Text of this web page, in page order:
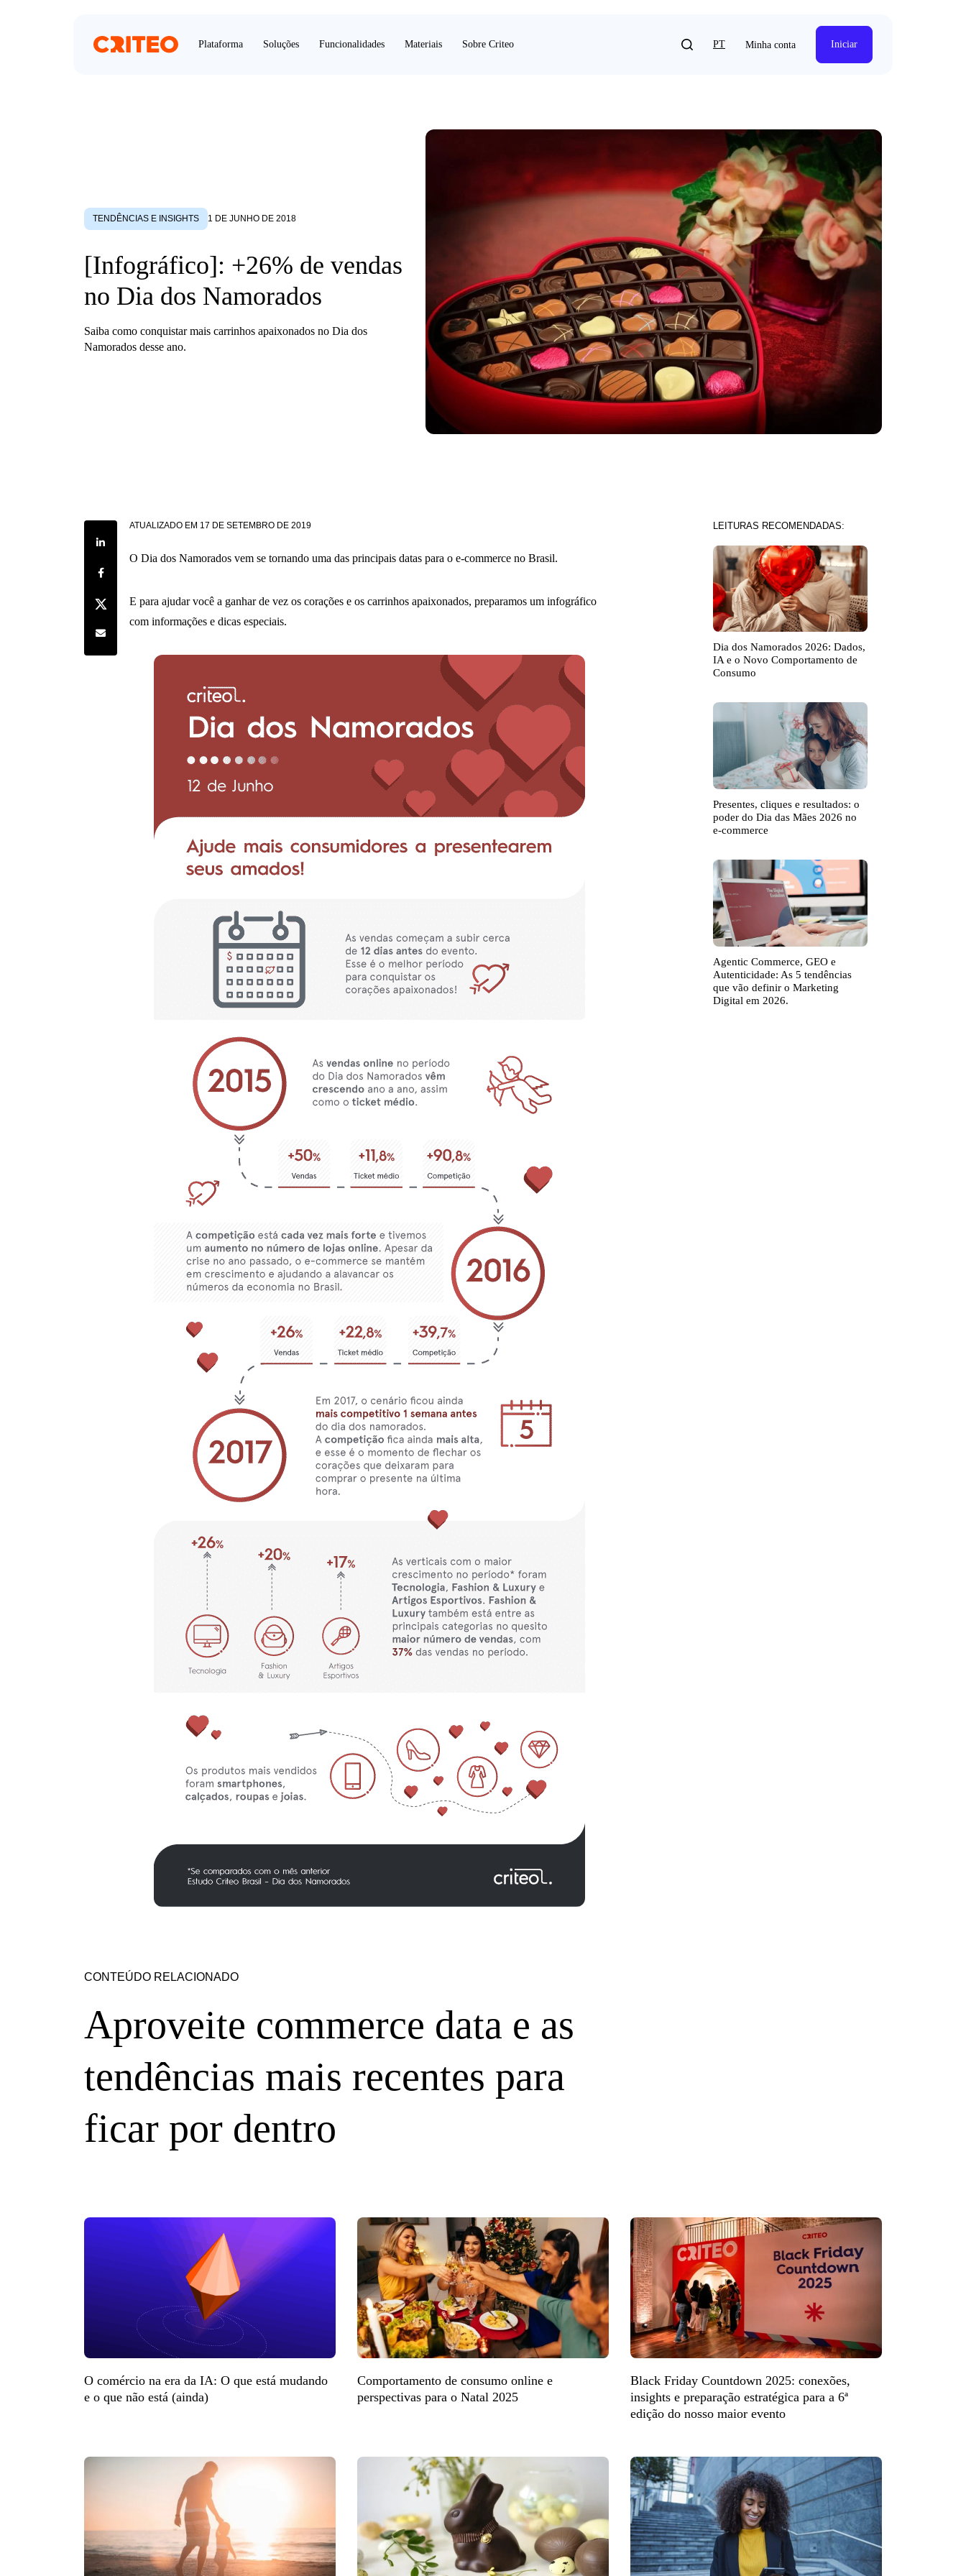
Plataforma Soluções Funcionalidades Materiais Sobre Criteo PT Minha conta Iniciar
TENDÊNCIAS E INSIGHTS 1 DE JUNHO DE 2018
[Infográfico]: +26% de vendas
no Dia dos Namorados
Saiba como conquistar mais carrinhos apaixonados no Dia dos
Namorados desse ano.
Share on LinkedIn
Share on Facebook
Share on Twitter
Share by e-mail
ATUALIZADO EM 17 DE SETEMBRO DE 2019
O Dia dos Namorados vem se tornando uma das principais datas para o e-commerce no Brasil.
E para ajudar você a ganhar de vez os corações e os carrinhos apaixonados, preparamos um infográfico
com informações e dicas especiais.
LEITURAS RECOMENDADAS:
Dia dos Namorados 2026: Dados,
IA e o Novo Comportamento de
Consumo
Presentes, cliques e resultados: o
poder do Dia das Mães 2026 no
e-commerce
Agentic Commerce, GEO e
Autenticidade: As 5 tendências
que vão definir o Marketing
Digital em 2026.
CONTEÚDO RELACIONADO
Aproveite commerce data e as
tendências mais recentes para
ficar por dentro
O comércio na era da IA: O que está mudando
e o que não está (ainda)
Comportamento de consumo online e
perspectivas para o Natal 2025
Black Friday Countdown 2025: conexões,
insights e preparação estratégica para a 6ª
edição do nosso maior evento